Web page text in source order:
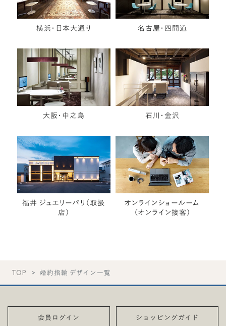
横浜・日本大通り 名古屋・四間道
大阪・中之島 石川・金沢
福井 ジュエリーパリ（取扱
店）
オンラインショールーム
（オンライン接客）
TOP 婚約指輪 デザイン一覧
会員ログイン ショッピングガイド